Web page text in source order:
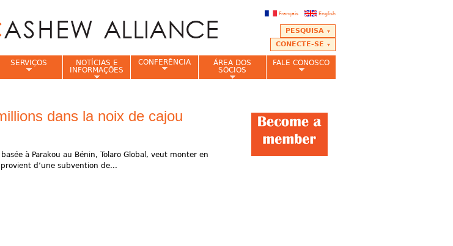
English
Français
PESQUISA
CONECTE-SE
dans la noix de cajou
à Parakou au Bénin, Tolaro Global, veut monter en
d’une subvention de...
SERVIÇOS
NOTÍCIAS E
INFORMAÇÕES
CONFERÊNCIA
ÁREA DOS
SÓCIOS
FALE CONOSCO